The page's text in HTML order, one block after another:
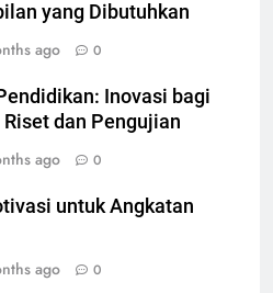
yang Dibutuhkan
ago 0
Inovasi bagi
dan Pengujian
ago 0
untuk Angkatan
ago 0